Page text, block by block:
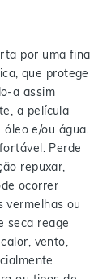
por uma fina
que protege
a assim
a película
e/ou água.
Perde
repuxar,
ocorrer
vermelhas ou
seca reage
vento,